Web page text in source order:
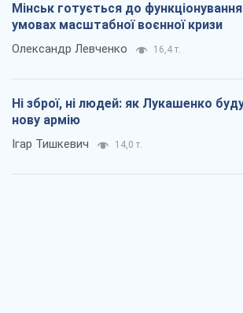
Мінськ готується до
умовах масштабної воєнної кризи
Олександр Левченко 16,4 т.
Ні зброї, ні людей: як Лукашенко
нову армію
Ігар Тишкевич 14,0 т.